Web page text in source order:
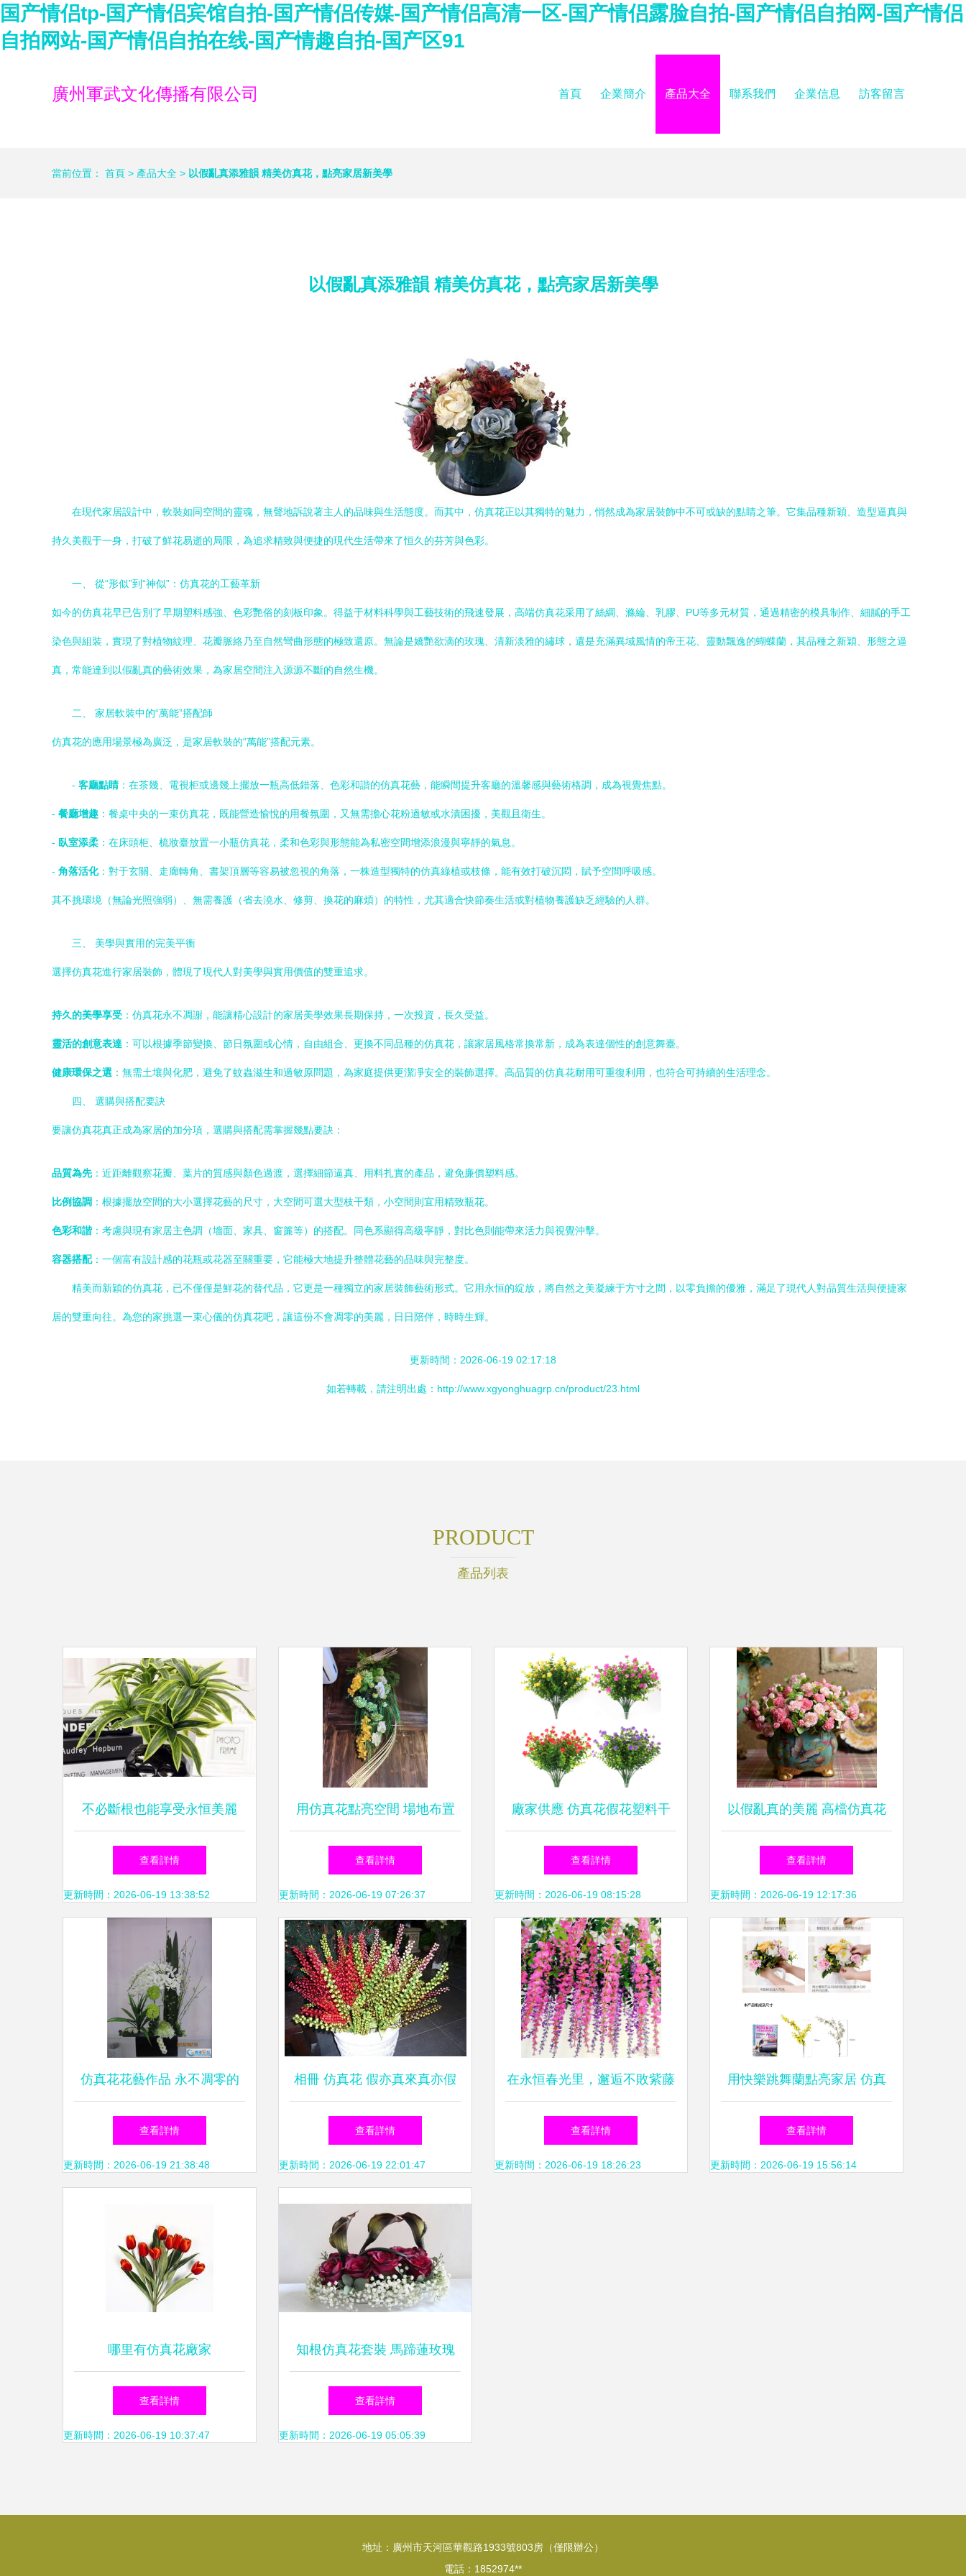
国产情侣tp-国产情侣宾馆自拍-国产情侣传媒-国产情侣高清一区-国产情侣露脸自拍-国产情侣自拍网-国产情侣
自拍网站-国产情侣自拍在线-国产情趣自拍-国产区91
廣州軍武文化傳播有限公司 首頁 企業簡介 產品大全 聯系我們 企業信息 訪客留言
當前位置： 首頁 > 產品大全 > 以假亂真添雅韻 精美仿真花，點亮家居新美學
以假亂真添雅韻 精美仿真花，點亮家居新美學
在現代家居設計中，軟裝如同空間的靈魂，無聲地訴說著主人的品味與生活態度。而其中，仿真花正以其獨特的魅力，悄然成為家居裝飾中不可或缺的點睛之筆。它集品種新穎、造型逼真與
持久美觀于一身，打破了鮮花易逝的局限，為追求精致與便捷的現代生活帶來了恒久的芬芳與色彩。
一、 從“形似”到“神似”：仿真花的工藝革新
如今的仿真花早已告別了早期塑料感強、色彩艷俗的刻板印象。得益于材料科學與工藝技術的飛速發展，高端仿真花采用了絲綢、滌綸、乳膠、PU等多元材質，通過精密的模具制作、細膩的手工
染色與組裝，實現了對植物紋理、花瓣脈絡乃至自然彎曲形態的極致還原。無論是嬌艷欲滴的玫瑰、清新淡雅的繡球，還是充滿異域風情的帝王花、靈動飄逸的蝴蝶蘭，其品種之新穎、形態之逼
真，常能達到以假亂真的藝術效果，為家居空間注入源源不斷的自然生機。
二、 家居軟裝中的“萬能”搭配師
仿真花的應用場景極為廣泛，是家居軟裝的“萬能”搭配元素。
- 客廳點睛：在茶幾、電視柜或邊幾上擺放一瓶高低錯落、色彩和諧的仿真花藝，能瞬間提升客廳的溫馨感與藝術格調，成為視覺焦點。
- 餐廳增趣 ：餐桌中央的一束仿真花，既能營造愉悅的用餐氛圍，又無需擔心花粉過敏或水漬困擾，美觀且衛生。
- 臥室添柔 ：在床頭柜、梳妝臺放置一小瓶仿真花，柔和色彩與形態能為私密空間增添浪漫與寧靜的氣息。
- 角落活化：對于玄關、走廊轉角、書架頂層等容易被忽視的角落，一株造型獨特的仿真綠植或枝條，能有效打破沉悶，賦予空間呼吸感。
其不挑環境（無論光照強弱）、無需養護（省去澆水、修剪、換花的麻煩）的特性，尤其適合快節奏生活或對植物養護缺乏經驗的人群。
三、 美學與實用的完美平衡
選擇仿真花進行家居裝飾，體現了現代人對美學與實用價值的雙重追求。
持久的美學享受 ：仿真花永不凋謝，能讓精心設計的家居美學效果長期保持，一次投資，長久受益。
靈活的創意表達 ：可以根據季節變換、節日氛圍或心情，自由組合、更換不同品種的仿真花，讓家居風格常換常新，成為表達個性的創意舞臺。
健康環保之選 ：無需土壤與化肥，避免了蚊蟲滋生和過敏原問題，為家庭提供更潔凈安全的裝飾選擇。高品質的仿真花耐用可重復利用，也符合可持續的生活理念。
四、 選購與搭配要訣
要讓仿真花真正成為家居的加分項，選購與搭配需掌握幾點要訣：
品質為先：近距離觀察花瓣、葉片的質感與顏色過渡，選擇細節逼真、用料扎實的產品，避免廉價塑料感。
比例協調 ：根據擺放空間的大小選擇花藝的尺寸，大空間可選大型枝干類，小空間則宜用精致瓶花。
色彩和諧：考慮與現有家居主色調（墻面、家具、窗簾等）的搭配。同色系顯得高級寧靜，對比色則能帶來活力與視覺沖擊。
容器搭配：一個富有設計感的花瓶或花器至關重要，它能極大地提升整體花藝的品味與完整度。
精美而新穎的仿真花，已不僅僅是鮮花的替代品，它更是一種獨立的家居裝飾藝術形式。它用永恒的綻放，將自然之美凝練于方寸之間，以零負擔的優雅，滿足了現代人對品質生活與便捷家
居的雙重向往。為您的家挑選一束心儀的仿真花吧，讓這份不會凋零的美麗，日日陪伴，時時生輝。
更新時間：2026-06-19 02:17:18
如若轉載，請注明出處：http://www.xgyonghuagrp.cn/product/23.html
PRODUCT
產品列表
不必斷根也能享受永恒美麗
——仿真百合竹的裝飾魅力
查看詳情
更新時間：2026-06-19 13:38:52
用仿真花點亮空間 場地布置
的創意與實用指南
查看詳情
更新時間：2026-06-19 07:26:37
廠家供應 仿真花假花塑料干
花 尤加利玫瑰 綠色植物盆栽7
叉35
查看詳情
更新時間：2026-06-19 08:15:28
以假亂真的美麗 高檔仿真花
如何為生活注入永恒色彩
查看詳情
更新時間：2026-06-19 12:17:36
仿真花花藝作品 永不凋零的
藝術之美
查看詳情
更新時間：2026-06-19 21:38:48
相冊 仿真花 假亦真來真亦假
查看詳情
更新時間：2026-06-19 22:01:47
在永恒春光里，邂逅不敗紫藤
花——淺談仿真花藤的家居裝
飾美學
查看詳情
更新時間：2026-06-19 18:26:23
用快樂跳舞蘭點亮家居 仿真
花藝的魅力與搭配技巧
查看詳情
更新時間：2026-06-19 15:56:14
哪里有仿真花廠家
查看詳情
更新時間：2026-06-19 10:37:47
知根仿真花套裝 馬蹄蓮玫瑰
滿天星組合花藝 餐桌茶幾家
居裝飾擺花
查看詳情
更新時間：2026-06-19 05:05:39
地址：廣州市天河區華觀路1933號803房（僅限辦公）
電話：1852974**